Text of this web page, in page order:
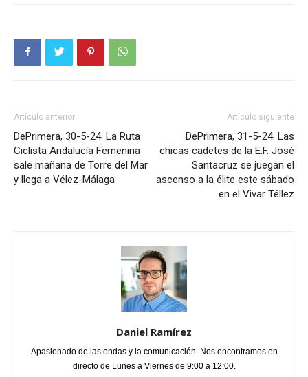
Artículo anterior
DePrimera, 30-5-24. La Ruta
Ciclista Andalucía Femenina
sale mañana de Torre del Mar
y llega a Vélez-Málaga
Artículo siguiente
DePrimera, 31-5-24. Las
chicas cadetes de la E.F. José
Santacruz se juegan el
ascenso a la élite este sábado
en el Vivar Téllez
Daniel Ramírez
Apasionado de las ondas y la comunicación. Nos encontramos en
directo de Lunes a Viernes de 9:00 a 12:00.